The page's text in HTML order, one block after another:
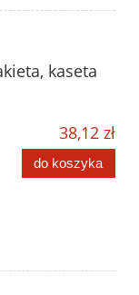
kaseta
38,12 zł
do koszyka